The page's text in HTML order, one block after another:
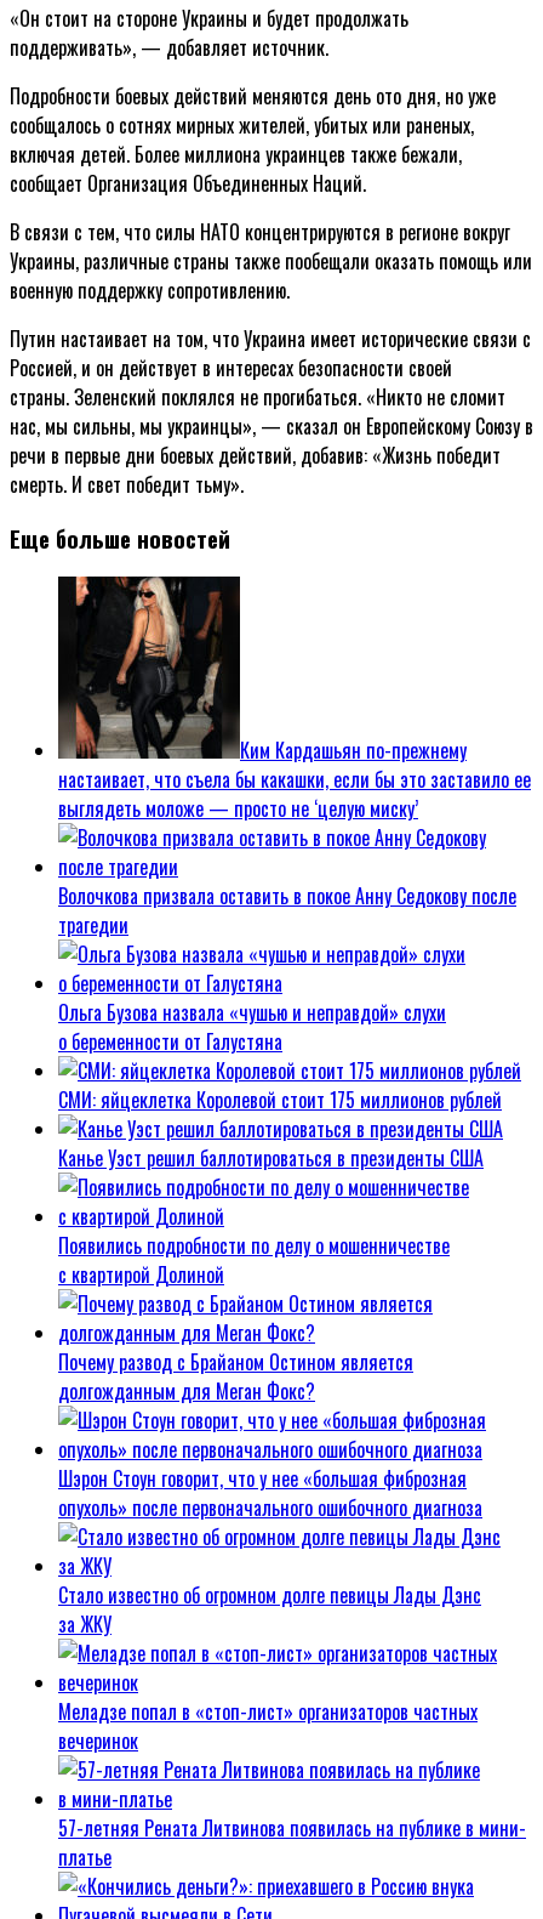
«Он стоит на стороне Украины и будет продолжать
поддерживать», — добавляет источник.
Подробности боевых действий меняются день ото дня, но уже
сообщалось о сотнях мирных жителей, убитых или раненых,
включая детей. Более миллиона украинцев также бежали,
сообщает Организация Объединенных Наций.
В связи с тем, что силы НАТО концентрируются в регионе вокруг
Украины, различные страны также пообещали оказать помощь или
военную поддержку сопротивлению.
Путин настаивает на том, что Украина имеет исторические связи с
Россией, и он действует в интересах безопасности своей
страны. Зеленский поклялся не прогибаться. «Никто не сломит
нас, мы сильны, мы украинцы», — сказал он Европейскому Союзу в
речи в первые дни боевых действий, добавив: «Жизнь победит
смерть. И свет победит тьму».
Еще больше новостей
Ким Кардашьян по-прежнему
настаивает, что съела бы какашки, если бы это заставило ее
выглядеть моложе — просто не ‘целую миску’
Волочкова призвала оставить в покое Анну Седокову после
трагедии
Ольга Бузова назвала «чушью и неправдой» слухи
о беременности от Галустяна
СМИ: яйцеклетка Королевой стоит 175 миллионов рублей
Канье Уэст решил баллотироваться в президенты США
Появились подробности по делу о мошенничестве
с квартирой Долиной
Почему развод с Брайаном Остином является
долгожданным для Меган Фокс?
Шэрон Стоун говорит, что у нее «большая фиброзная
опухоль» после первоначального ошибочного диагноза
Стало известно об огромном долге певицы Лады Дэнс
за ЖКУ
Меладзе попал в «стоп-лист» организаторов частных
вечеринок
57-летняя Рената Литвинова появилась на публике в мини-
платье